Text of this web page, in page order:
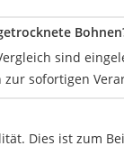
sind
zur sofortigen
Dies ist zum